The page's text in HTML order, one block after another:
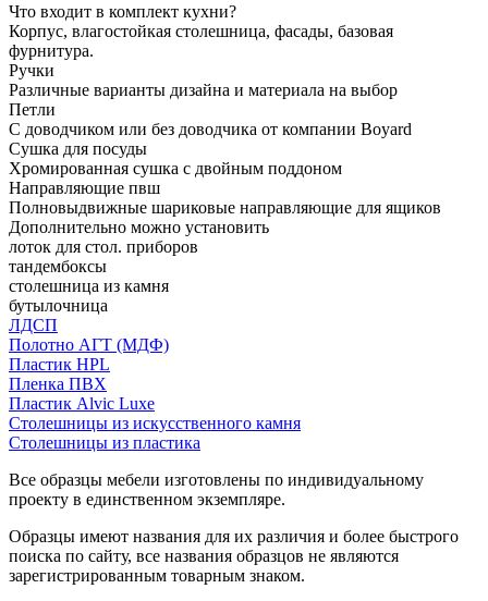
Что входит в комплект кухни?
Корпус, влагостойкая столешница, фасады, базовая
фурнитура.
Ручки
Различные варианты дизайна и материала на выбор
Петли
С доводчиком или без доводчика от компании Boyard
Сушка для посуды
Хромированная сушка с двойным поддоном
Направляющие пвш
Полновыдвижные шариковые направляющие для ящиков
Дополнительно можно установить
лоток для стол. приборов
тандембоксы
столешница из камня
бутылочница
ЛДСП
Полотно АГТ (МДФ)
Пластик HPL
Пленка ПВХ
Пластик Alvic Luxe
Столешницы из искусственного камня
Столешницы из пластика
Все образцы мебели изготовлены по индивидуальному
проекту в единственном экземпляре.
Образцы имеют названия для их различия и более быстрого
поиска по сайту, все названия образцов не являются
зарегистрированным товарным знаком.